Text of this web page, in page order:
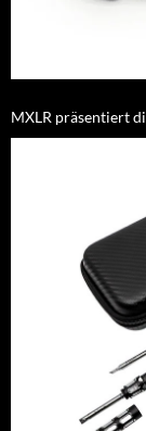
MXLR präsentiert